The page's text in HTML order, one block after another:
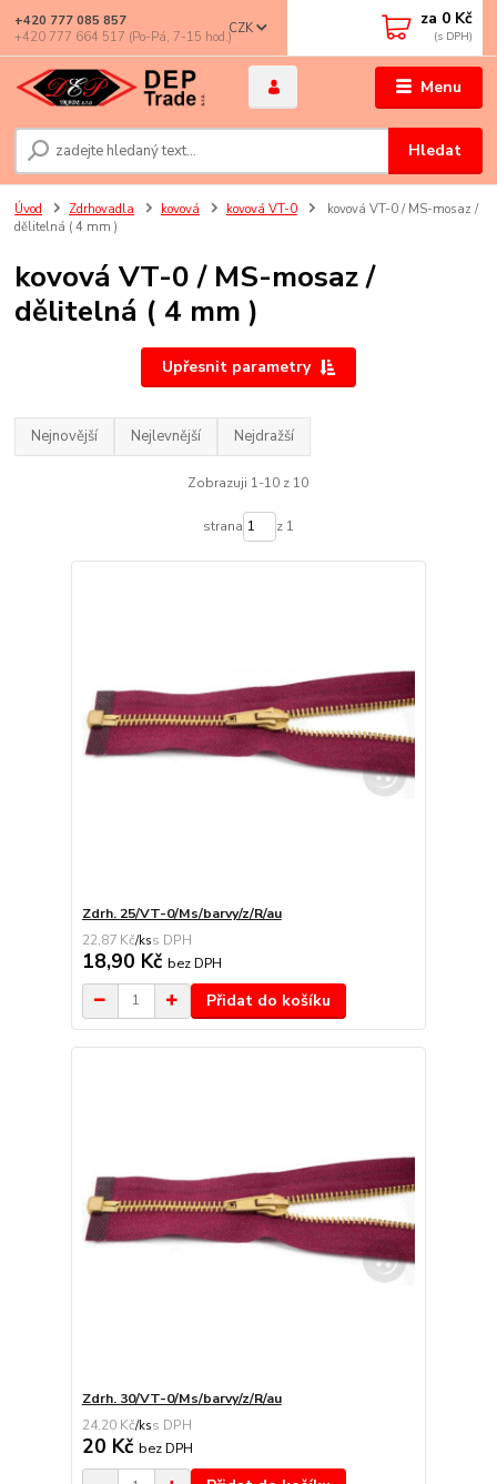
Menu
CZK
Hledat
+420 777 085 857
+420 777 664 517 (Po-Pá, 7-15 hod.)
za 0 Kč
Úvod Zdrhovadla kovová kovová VT-0
kovová VT-0 / MS-mosaz /
dělitelná ( 4 mm )
kovová VT-0 / MS-mosaz /
dělitelná ( 4 mm )
Upřesnit parametry
Nejnovější Nejlevnější Nejdražší
Zobrazuji 1-10 z 10
strana z 1
Zdrh. 25/VT-0/Ms/barvy/z/R/au
22,87 Kč/ks
18,90 Kč bez DPH
Přidat do košíku
Zdrh. 30/VT-0/Ms/barvy/z/R/au
24,20 Kč/ks
20 Kč bez DPH